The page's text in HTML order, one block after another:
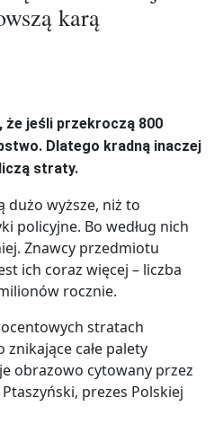
karą
że jeśli przekroczą 800
Dlatego kradną inaczej
straty.
dużo wyższe, niż to
policyjne. Bo według nich
Znawcy przedmiotu
ich coraz więcej – liczba
rocznie.
stratach
całe palety
obrazowo cytowany przez
prezes Polskiej